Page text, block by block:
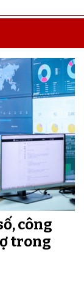
công
trong